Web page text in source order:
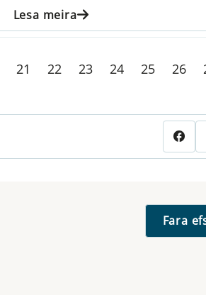
Lesa meira
21 22 23 24 25 26
Fara